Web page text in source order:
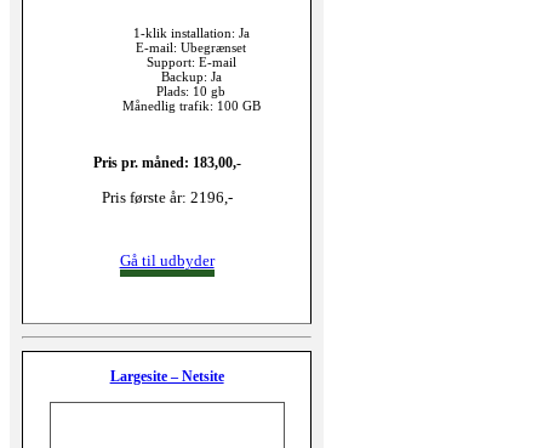
1-klik installation: Ja
E-mail: Ubegrænset
Support: E-mail
Backup: Ja
Plads: 10 gb
Månedlig trafik: 100 GB
Pris pr. måned: 183,00,-
Pris første år: 2196,-
Gå til udbyder
Largesite – Netsite